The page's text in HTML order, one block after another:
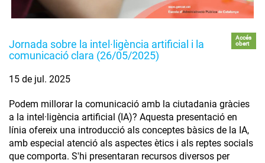
Jornada sobre la intel·ligència artificial i la
comunicació clara (26/05/2025)
Accés
obert
15 de jul. 2025
Podem millorar la comunicació amb la ciutadania gràcies
a la intel·ligència artificial (IA)? Aquesta presentació en
línia ofereix una introducció als conceptes bàsics de la IA,
amb especial atenció als aspectes ètics i als reptes socials
que comporta. S'hi presentaran recursos diversos per